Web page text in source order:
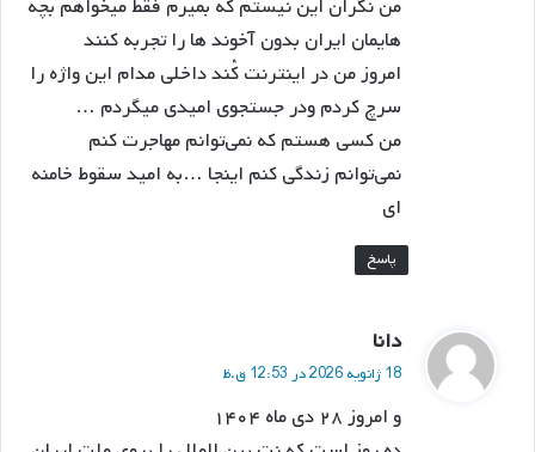
من نگران این نیستم که بمیرم فقط میخواهم بچه
هایمان ایران بدون آخوند ها را تجربه کنند
امروز من در اینترنت کُند داخلی مدام این واژه را
سرچ کردم ودر جستجوی امیدی میگردم …
من کسی هستم که نمی‌توانم مهاجرت کنم
نمی‌توانم زندگی کنم اینجا …به امید سقوط خامنه
ای
پاسخ
دانا
ت
:
18 ژانویه 2026 در 12:53 ق.ظ
و امروز ۲۸ دی ماه ۱۴۰۴